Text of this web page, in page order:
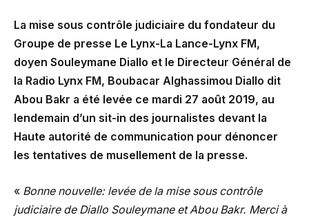
La mise sous contrôle judiciaire du fondateur du
Groupe de presse Le Lynx-La Lance-Lynx FM,
doyen Souleymane Diallo et le Directeur Général de
la Radio Lynx FM, Boubacar Alghassimou Diallo dit
Abou Bakr a été levée ce mardi 27 août 2019, au
lendemain d’un sit-in des journalistes devant la
Haute autorité de communication pour dénoncer
les tentatives de musellement de la presse.
« Bonne nouvelle: levée de la mise sous contrôle
judiciaire de Diallo Souleymane et Abou Bakr. Merci à